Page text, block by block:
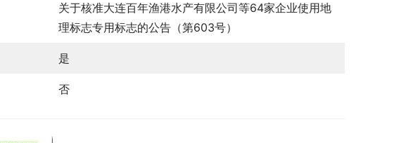
关于核准大连百年渔港水产有限公司等64家企业使用地
理标志专用标志的公告（第603号）
是
否